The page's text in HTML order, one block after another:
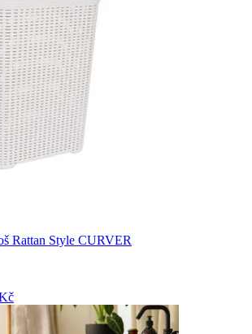
Rattan Style CURVER